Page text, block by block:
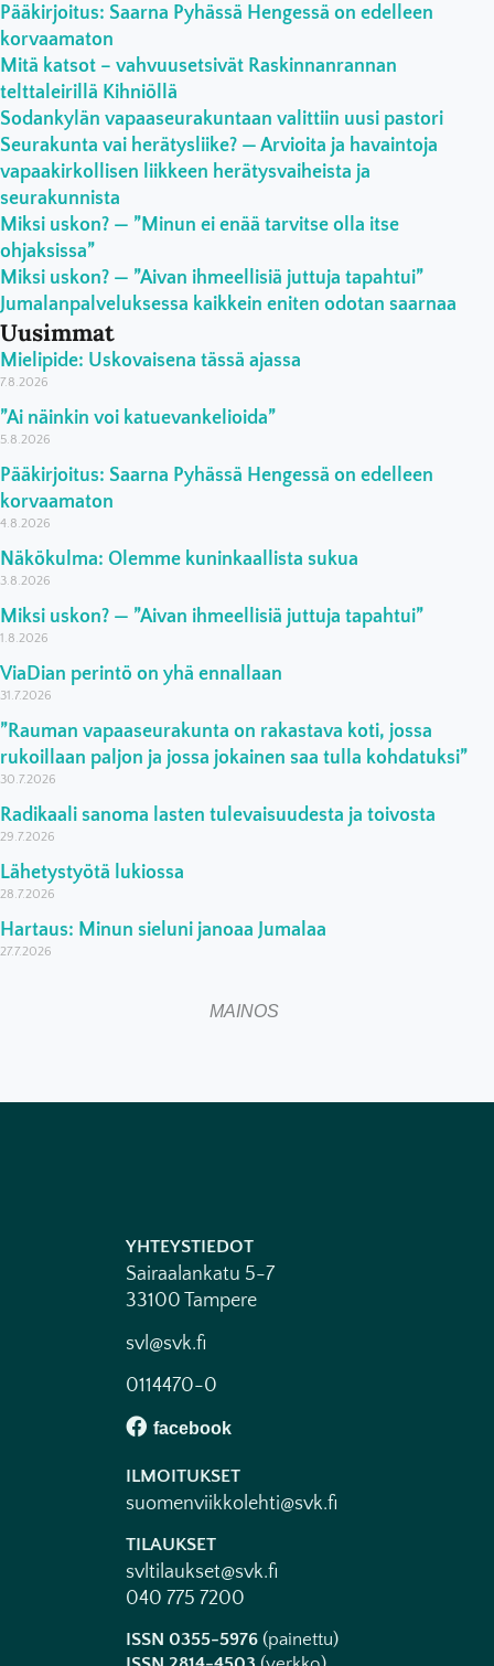
Pääkirjoitus: Saarna Pyhässä Hengessä on edelleen
korvaamaton
Mitä katsot – vahvuusetsivät Raskinnanrannan
telttaleirillä Kihniöllä
Sodankylän vapaaseurakuntaan valittiin uusi pastori
Seurakunta vai herätysliike? — Arvioita ja havaintoja
vapaakirkollisen liikkeen herätysvaiheista ja
seurakunnista
Miksi uskon? — ”Minun ei enää tarvitse olla itse
ohjaksissa”
Miksi uskon? — ”Aivan ihmeellisiä juttuja tapahtui”
Jumalanpalveluksessa kaikkein eniten odotan saarnaa
Uusimmat
Mielipide: Uskovaisena tässä ajassa
7.8.2026
”Ai näinkin voi katuevankelioida”
5.8.2026
Pääkirjoitus: Saarna Pyhässä Hengessä on edelleen
korvaamaton
4.8.2026
Näkökulma: Olemme kuninkaallista sukua
3.8.2026
Miksi uskon? — ”Aivan ihmeellisiä juttuja tapahtui”
1.8.2026
ViaDian perintö on yhä ennallaan
31.7.2026
”Rauman vapaaseurakunta on rakastava koti, jossa
rukoillaan paljon ja jossa jokainen saa tulla kohdatuksi”
30.7.2026
Radikaali sanoma lasten tulevaisuudesta ja toivosta
29.7.2026
Lähetystyötä lukiossa
28.7.2026
Hartaus: Minun sieluni janoaa Jumalaa
27.7.2026
MAINOS
YHTEYSTIEDOT
Sairaalankatu 5-7
33100 Tampere
svl@svk.fi
0114470-0
ILMOITUKSET
suomenviikkolehti@svk.fi
TILAUKSET
svltilaukset@svk.fi
040 775 7200
ISSN 0355-5976 (painettu)